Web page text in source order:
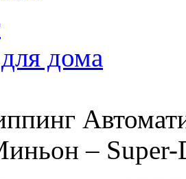
дома
– Super-